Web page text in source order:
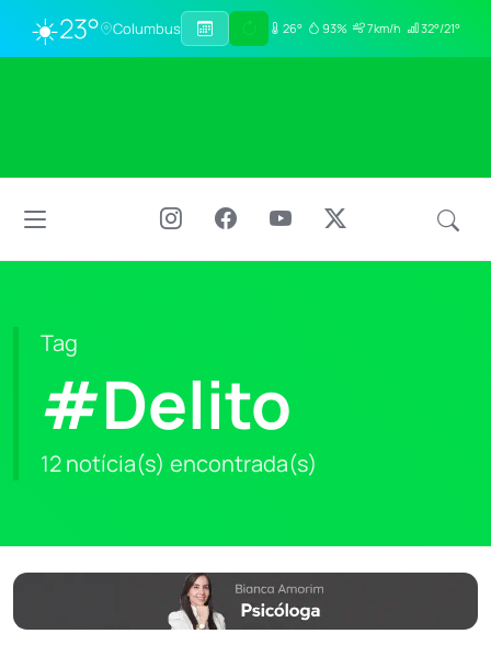
☀️23° Columbus 26° 93% 7km/h 32°/21°
Tag
#Delito
12 notícia(s) encontrada(s)